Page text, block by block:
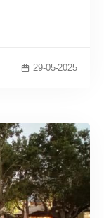
29-05-2025